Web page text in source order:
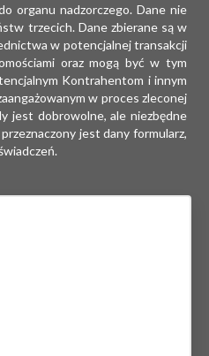
organu nadzorczego. Dane nie
trzecich. Dane zbierane są w
w potencjalnej transakcji
oraz mogą być w tym
Kontrahentom i innym
w proces zleconej
jest dobrowolne, ale niezbędne
jest dany formularz,